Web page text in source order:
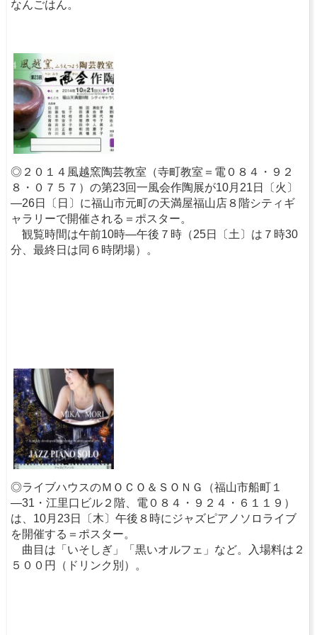
なんごはん。
◎２０１４風越窯陶芸教室（寺町教室＝電０８４・９２
８・０７５７）の第23回一風会作陶展が10月21日〔火〕
―26日〔日〕に福山市元町の天満屋福山店８階シティギ
ャラリーで開催される＝ポスター。
観覧時間は午前10時―午後７時（25日〔土〕は７時30
分、最終日は同６時閉場）。
◎ライブハウスのＭＯＣＯ＆ＳＯＮＧ（福山市船町１
―31・江里口ビル２階、電０８４・９２４・６１１９）
は、10月23日〔木〕午後８時にジャズピアノソロライブ
を開催する＝ポスター。
曲目は「いそしぎ」「黒いオルフェ」など。入場料は２
５００円（ドリンク別）。